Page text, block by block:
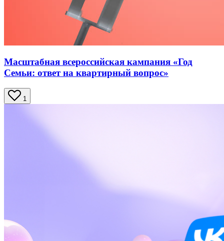
Масштабная всероссийская кампания «Год
Семьи: ответ на квартирный вопрос»
1